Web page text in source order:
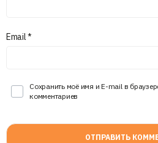
Email*
Сохранить моё имя и E-mail в
комментариев